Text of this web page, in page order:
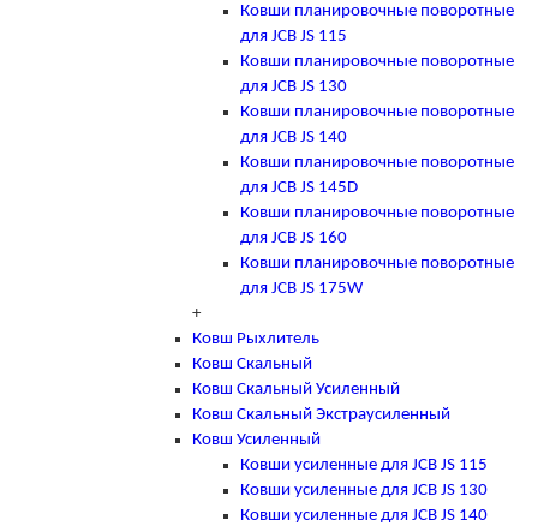
Ковши планировочные поворотные
для JCB JS 115
Ковши планировочные поворотные
для JCB JS 130
Ковши планировочные поворотные
для JCB JS 140
Ковши планировочные поворотные
для JCB JS 145D
Ковши планировочные поворотные
для JCB JS 160
Ковши планировочные поворотные
для JCB JS 175W
+
Ковш Рыхлитель
Ковш Скальный
Ковш Скальный Усиленный
Ковш Скальный Экстраусиленный
Ковш Усиленный
Ковши усиленные для JCB JS 115
Ковши усиленные для JCB JS 130
Ковши усиленные для JCB JS 140